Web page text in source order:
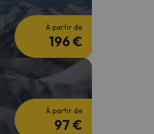
À partir de
196 €
À partir de
97 €